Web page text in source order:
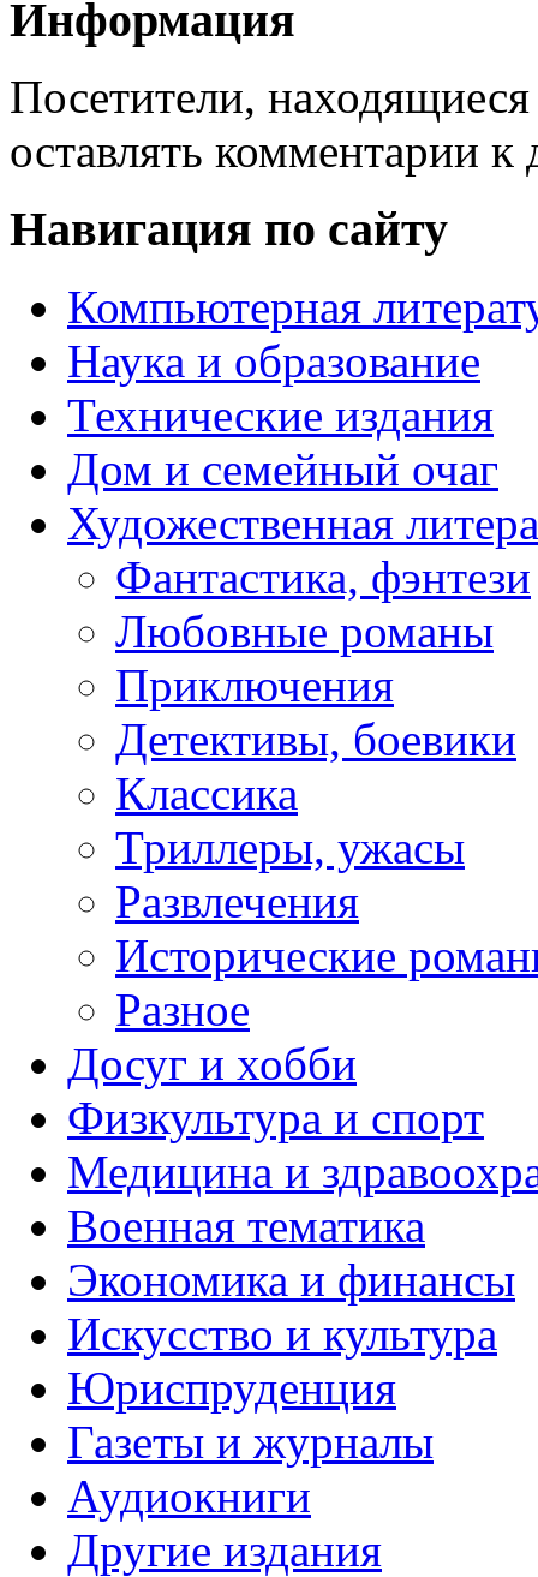
Информация
Посетители,
оставлять комментарии к
Навигация по сайту
Компьютерная
Наука и образование
Технические издания
Дом и семейный очаг
Художественная
Фантастика, фэнтези
Любовные романы
Приключения
Детективы, боевики
Классика
Триллеры, ужасы
Развлечения
Исторические
Разное
Досуг и хобби
Физкультура и спорт
Медицина и
Военная тематика
Экономика и финансы
Искусство и культура
Юриспруденция
Газеты и журналы
Аудиокниги
Другие издания